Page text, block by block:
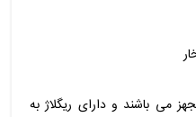
می باشند و دارای ریگلاژ به